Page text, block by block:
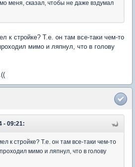
меня, сказал, чтобы не даже вздумал
к стройке? Т.е. он там все-таки чем-то
мимо и ляпнул, что в голову
- 09:21:
к стройке? Т.е. он там все-таки чем-то
мимо и ляпнул, что в голову